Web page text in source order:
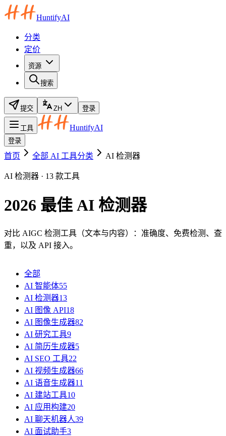
HuntifyAI
分类
定价
资源
搜索
提交 ZH 登录
工具 HuntifyAI
登录
首页 全部 AI 工具分类 AI 检测器
AI 检测器 · 13 款工具
2026 最佳 AI 检测器
对比 AIGC 检测工具（文本与内容）：准确度、免费检测、查
重，以及 API 接入。
全部
AI 智能体55
AI 检测器13
AI 图像 API18
AI 图像生成器82
AI 研究工具9
AI 简历生成器5
AI SEO 工具22
AI 视频生成器66
AI 语音生成器11
AI 建站工具10
AI 应用构建20
AI 聊天机器人39
AI 面试助手3